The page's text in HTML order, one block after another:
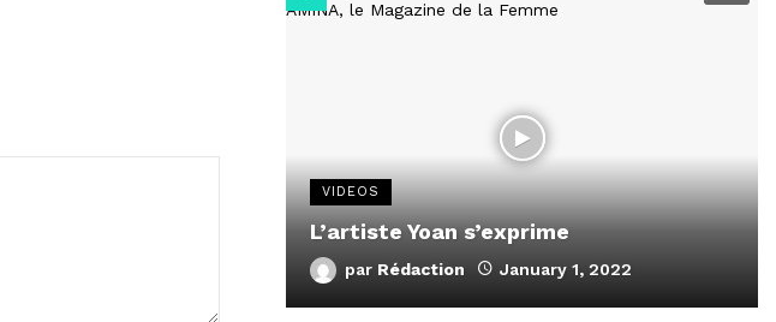
VIDEOS
L’artiste Yoan s’exprime
par Rédaction January 1, 2022